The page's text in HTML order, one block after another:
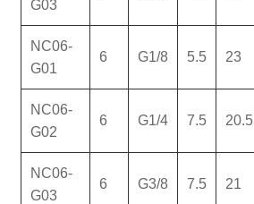
G03
NC06-
G01
6 G1/8 5.5 23
NC06-
G02
6 G1/4 7.5 20.5
NC06-
G03
6 G3/8 7.5 21